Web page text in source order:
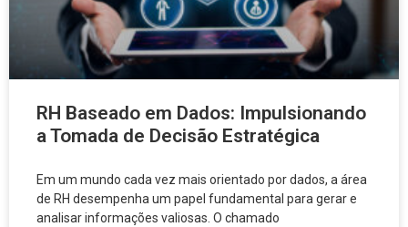
RH Baseado em Dados: Impulsionando
a Tomada de Decisão Estratégica
Em um mundo cada vez mais orientado por dados, a área
de RH desempenha um papel fundamental para gerar e
analisar informações valiosas. O chamado